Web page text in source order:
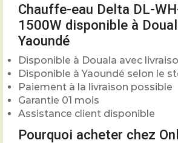
Chauffe-eau Delta DL-
1500W disponible à
Yaoundé
Disponible à Douala avec
Disponible à Yaoundé selon le
Paiement à la livraison possible
Garantie 01 mois
Assistance client disponible
Pourquoi acheter chez